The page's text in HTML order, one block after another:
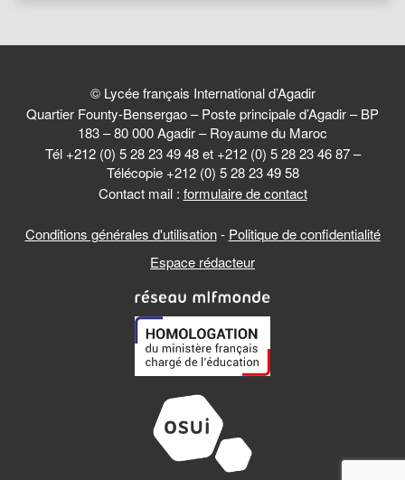
© Lycée français International d’Agadir
Quartier Founty-Bensergao – Poste principale d’Agadir – BP
183 – 80 000 Agadir – Royaume du Maroc
Tél +212 (0) 5 28 23 49 48 et +212 (0) 5 28 23 46 87 –
Télécopie +212 (0) 5 28 23 49 58
Contact mail : formulaire de contact
Conditions générales d'utilisation- Politique de confidentialité
Espace rédacteur